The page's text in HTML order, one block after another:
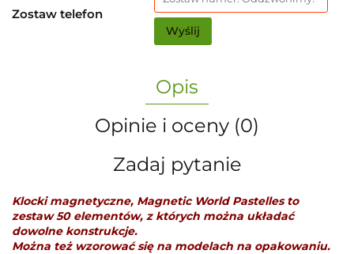
Zostaw telefon
Wyślij
Opis
Opinie i oceny (0)
Zadaj pytanie
Klocki magnetyczne, Magnetic World Pastelles to
zestaw 50 elementów, z których można układać
dowolne konstrukcje.
Można też wzorować się na modelach na opakowaniu.